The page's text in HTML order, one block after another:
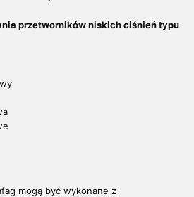
przetworników niskich ciśnień typu
mogą być wykonane z